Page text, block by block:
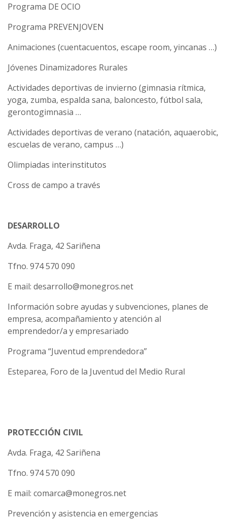
Programa DE OCIO
Programa PREVENJOVEN
Animaciones (cuentacuentos, escape room, yincanas …)
Jóvenes Dinamizadores Rurales
Actividades deportivas de invierno (gimnasia rítmica,
yoga, zumba, espalda sana, baloncesto, fútbol sala,
gerontogimnasia …
Actividades deportivas de verano (natación, aquaerobic,
escuelas de verano, campus …)
Olimpiadas interinstitutos
Cross de campo a través
DESARROLLO
Avda. Fraga, 42 Sariñena
Tfno. 974 570 090
E mail: desarrollo@monegros.net
Información sobre ayudas y subvenciones, planes de
empresa, acompañamiento y atención al
emprendedor/a y empresariado
Programa “Juventud emprendedora”
Esteparea, Foro de la Juventud del Medio Rural
PROTECCIÓN CIVIL
Avda. Fraga, 42 Sariñena
Tfno. 974 570 090
E mail: comarca@monegros.net
Prevención y asistencia en emergencias